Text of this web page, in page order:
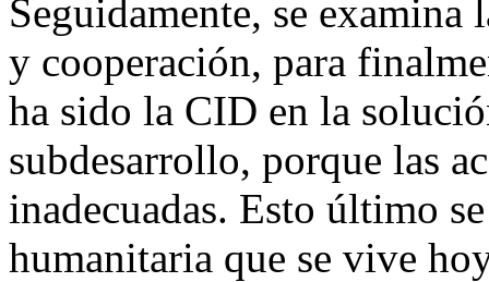
Seguidamente, se
y cooperación, para
ha sido la CID en la
subdesarrollo, porque las
inadecuadas. Esto último
humanitaria que se vive